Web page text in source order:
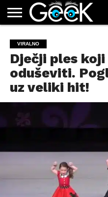
CHAT
MOBCHAT.HR
PRICAONA.RS
JACKPOT
VIRALNO
Dječji ples koji
oduševiti.
uz veliki hit!